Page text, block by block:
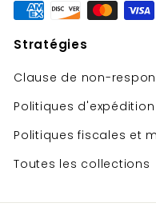
Stratégies
Clause de non-
Politiques
Politiques fiscales et
Toutes les collections